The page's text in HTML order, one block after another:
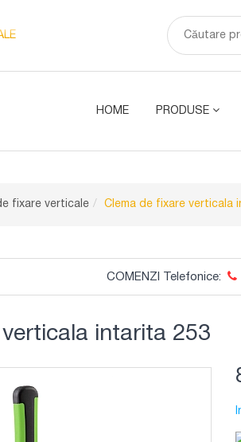
HOME PRODUSE
fixare verticale Clema de fixare verticala
COMENZI Telefonice:
intarita 253